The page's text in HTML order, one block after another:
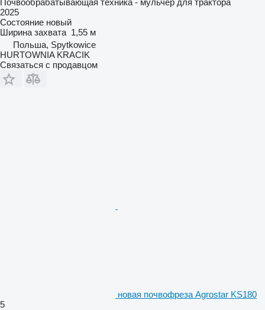
Почвообрабатывающая техника - мульчер для трактора
2025
Состояние новый
Ширина захвата 1,55 м
Польша, Spytkowice
HURTOWNIA KRACIK
Связаться с продавцом
новая почвофреза Agrostar KS180
5